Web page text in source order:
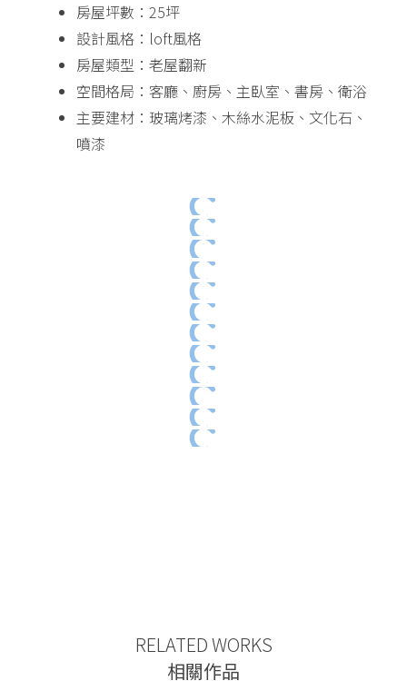
房屋坪數：25坪
設計風格：loft風格
房屋類型：老屋翻新
空間格局：客廳、廚房、主臥室、書房、衛浴
主要建材：玻璃烤漆、木絲水泥板、文化石、
噴漆
RELATED WORKS
相關作品